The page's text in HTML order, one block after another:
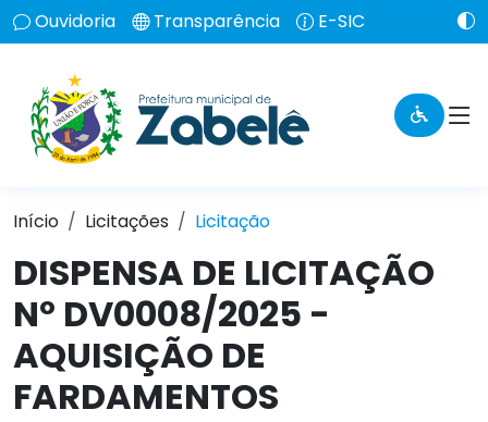
Ouvidoria Transparência E-SIC
Início Licitações Licitação
DISPENSA DE LICITAÇÃO
Nº DV0008/2025 -
AQUISIÇÃO DE
FARDAMENTOS